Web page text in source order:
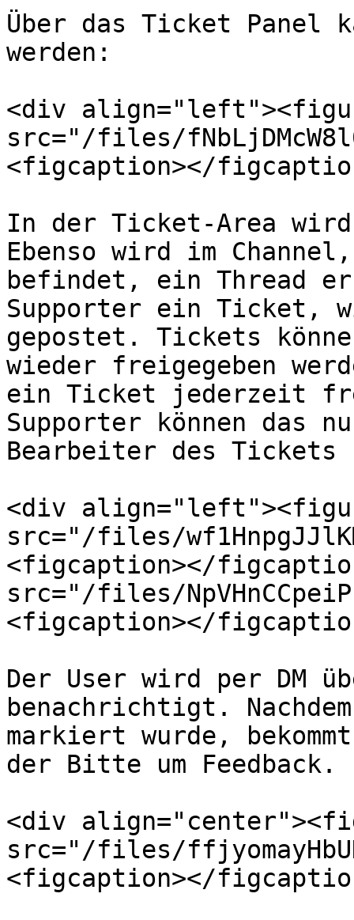
Über das Ticket
werden:
<div
src="/files/
<figcaption></
In der Ticket-Area
Ebenso wird im
befindet, ein Thread
Supporter ein Ticket,
gepostet. Tickets
wieder freigegeben
ein Ticket jederzeit
Supporter können das
Bearbeiter des Tickets
<div
src="/files/
<figcaption></
src="/files/
<figcaption></
Der User wird per DM
benachrichtigt.
markiert wurde,
der Bitte um Feedback.
<div
src="/files/
<figcaption></